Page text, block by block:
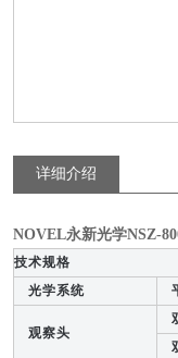
详细介绍
NOVEL永新光学NSZ-
技术规格
光学系统
观察头